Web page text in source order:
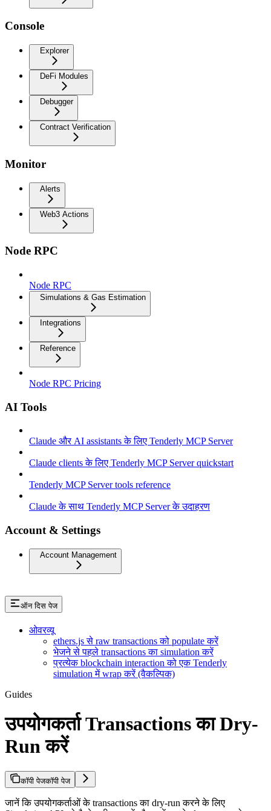
Console
Explorer
DeFi Modules
Debugger
Contract Verification
Monitor
Alerts
Web3 Actions
Node RPC
Node RPC
Simulations & Gas Estimation
Integrations
Reference
Node RPC Pricing
AI Tools
Claude और AI assistants के लिए Tenderly MCP Server
Claude clients के लिए Tenderly MCP Server quickstart
Tenderly MCP Server tools reference
Claude के साथ Tenderly MCP Server के उदाहरण
Account & Settings
Account Management
ऑन दिस पेज
ओवरव्यू
ethers.js से raw transactions को populate करें
भेजने से पहले transactions का simulation करें
प्रत्येक blockchain interaction को एक Tenderly
simulation में wrap करें (वैकल्पिक)
Guides
उपयोगकर्ता Transactions का Dry-
Run करें
कॉपी पेजकॉपी पेज
जानें कि उपयोगकर्ताओं के transactions का dry-run करने के लिए